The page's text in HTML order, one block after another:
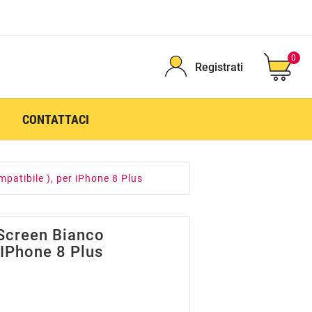
Registrati
0
CONTATTACI
), per iPhone 8 Plus
Bianco
8 Plus